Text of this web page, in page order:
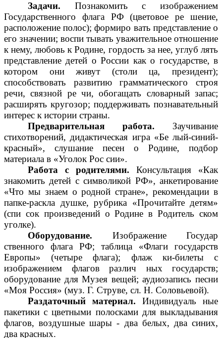
Задачи. Познакомить с изображением
Государственного флага РФ (цветовое ре шение,
расположение полос); формиро вать представление о
его значении; воспи тывать уважительное отношение
к нему, любовь к Родине, гордость за нее, углуб лять
представление детей о России как о государстве, в
котором они живут (столи ца, президент);
способствовать развитию грамматического строя
речи, связной ре чи, обогащать словарный запас;
расширять кругозор; поддерживать познавательный
интерес к истории страны.
Предварительная работа. Заучивание
стихотворений, дидактическая игра «Бе лый-синий-
красный», слушание песен о Родине, подбор
материала в «Уголок Рос сии».
Работа с родителями. Консультация «Как
знакомить детей с символикой РФ», анкетирование
«Что мы знаем о родной стране», рекомендации в
папке-раскла душке, рубрика «Прочитайте детям»
(спи сок произведений о Родине в Родитель ском
уголке).
Оборудование. Изображение Государ
ственного флага РФ; таблица «Флаги государств
Европы» (четыре флага); флаж ки-билеты с
изображением флагов различ ных государств;
оборудование для Музея вещей; аудиозапись песни
«Моя Россия» (муз. Г. Струве, сл. Н. Соловьевой).
Раздаточный материал. Индивидуаль ные
пакетики с цветными полосками для выкладывания
флагов, воздушные шары - два белых, два синих,
два красных.